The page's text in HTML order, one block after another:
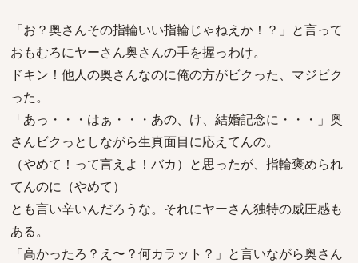
「お？奥さんその指輪いい指輪じゃねえか！？」と言って
おもむろにヤーさん奥さんの手を握っわけ。
ドキン！他人の奥さんなのに俺の方がビクった、マジビク
った。
「あっ・・・はぁ・・・あの、け、結婚記念に・・・」奥
さんビクっとしながら生真面目に応えてんの。
（やめて！って言えよ！バカ）と思ったが、指輪褒められ
てんのに（やめて）
とも言い辛いんだろうな。それにヤーさん独特の威圧感も
ある。
「高かったろ？え〜？何カラット？」と言いながら奥さん